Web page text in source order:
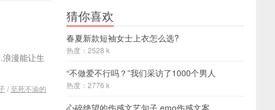
漫能让生
/至死不渝的
猜你喜欢
春夏新款短袖女士上衣怎么选?
热度：2528 k
“不做爱不行吗？”我们采访了1000个男人
热度：2776 k
心碎绝望的伤感文艺句子 emo伤感文案